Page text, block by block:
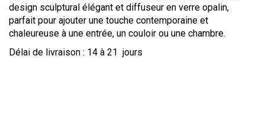
design sculptural élégant et diffuseur en verre opalin,
parfait pour ajouter une touche contemporaine et
chaleureuse à une entrée, un couloir ou une chambre.
Délai de livraison : 14 à 21 jours